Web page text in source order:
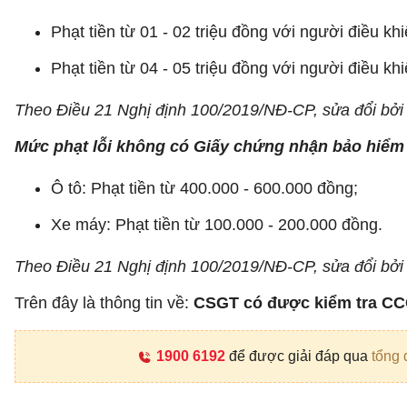
Phạt tiền từ 01 - 02 triệu đồng với người điều
Phạt tiền từ 04 - 05 triệu đồng với người điều
Theo Điều 21 Nghị định 100/2019/NĐ-CP, sửa đổi
Mức phạt lỗi không có Giấy chứng nhận bảo
Ô tô: Phạt tiền từ 400.000 - 600.000 đồng;
Xe máy: Phạt tiền từ 100.000 - 200.000 đồng.
Theo Điều 21 Nghị định 100/2019/NĐ-CP, sửa đổi
Trên đây là thông tin về: CSGT có được kiểm tra
1900 6192để được giải đáp qua tổng